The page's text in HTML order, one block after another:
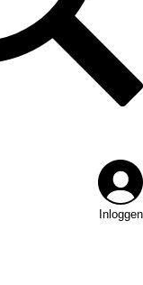
Inloggen